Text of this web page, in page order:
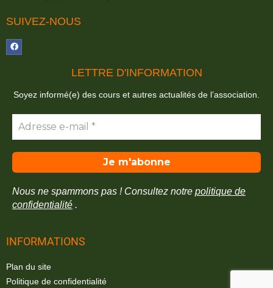
SUIVEZ-NOUS
LETTRE D'INFORMATION
Soyez informé(e) des cours et autres actualités de l’association.
Nous ne spammons pas ! Consultez notre politique de
confidentialité .
INFORMATIONS
Plan du site
Politique de confidentialité